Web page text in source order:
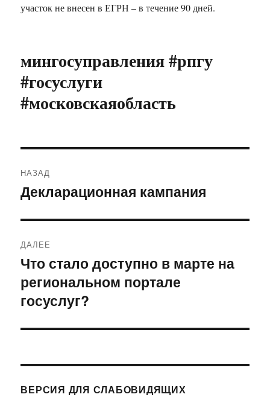
участок не внесен в ЕГРН – в течение 90 дней.
мингосуправления #рпгу
#госуслуги
#московскаяобласть
по
НАЗАД
Предыдущая
Декларационная кампания
ДАЛЕЕ
Следующая
запись:
Что стало доступно в марте на
региональном портале
госуслуг?
ВЕРСИЯ ДЛЯ СЛАБОВИДЯЩИХ